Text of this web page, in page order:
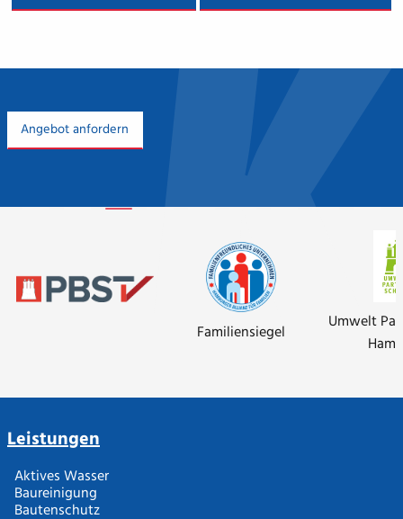
Angebot anfordern
Familiensiegel
Umwelt
Leistungen
Aktives Wasser
Baureinigung
Bautenschutz